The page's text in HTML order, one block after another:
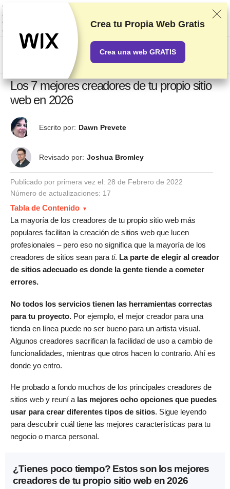
Clasificamos los servicios a partir de pruebas y análisis exhaustivos,
aunque también tenemos en cuenta tus opiniones y nuestros acuerdos
comerciales con los proveedores. Esta página contiene enlaces de
afiliados.
Información acerca de la publicidad
US$
Los 7 mejores creadores de tu propio sitio
web en 2026
Escrito por: Dawn Prevete
Revisado por: Joshua Bromley
Publicado por primera vez el: 28 de Febrero de 2022
Número de actualizaciones: 17
Tabla de Contenido
La mayoría de los creadores de tu propio sitio web más
populares facilitan la creación de sitios web que lucen
profesionales – pero eso no significa que la mayoría de los
creadores de sitios sean para ti. La parte de elegir al creador
de sitios adecuado es donde la gente tiende a cometer
errores.
No todos los servicios tienen las herramientas correctas
para tu proyecto. Por ejemplo, el mejor creador para una
tienda en línea puede no ser bueno para un artista visual.
Algunos creadores sacrifican la facilidad de uso a cambio de
funcionalidades, mientras que otros hacen lo contrario. Ahí es
donde yo entro.
He probado a fondo muchos de los principales creadores de
sitios web y reuní a las mejores ocho opciones que puedes
usar para crear diferentes tipos de sitios. Sigue leyendo
para descubrir cuál tiene las mejores características para tu
negocio o marca personal.
¿Tienes poco tiempo? Estos son los mejores
creadores de tu propio sitio web en 2026
Crea tu Propia Web Gratis
Crea una web GRATIS